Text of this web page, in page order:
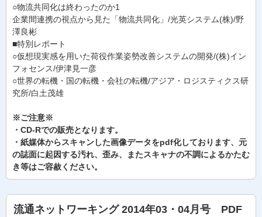
○物流共同化は終わったのか1
企業間連携の視点から見た「物流共同化」/光英システム(株)/野
澤良彬
■特別レポート
○仮想現実感を用いた荷役作業姿勢改善システムの開発/(株)イン
フォセンス/伊津見一彦
○世界の転機・国の転機・会社の転機/アジア・ロジスティクス研
究所/白土茂雄
※ご注意※
・CD-Rでの販売となります。
・紙媒体からスキャンした画像データをpdf化しております、元
の誌面に起因する汚れ、歪み、またスキャナの不調によるかたむ
き等はご容赦ください。
流通ネットワーキング 2014年03・04月号 PDF